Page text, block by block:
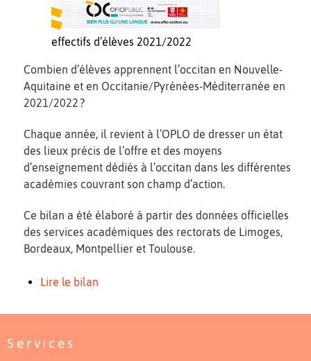
effectifs d’élèves 2021/2022
Combien d’élèves apprennent l’occitan en Nouvelle-
Aquitaine et en Occitanie/Pyrénées-Méditerranée en
2021/2022 ?
Chaque année, il revient à l’OPLO de dresser un état
des lieux précis de l’offre et des moyens
d’enseignement dédiés à l’occitan dans les différentes
académies couvrant son champ d’action.
Ce bilan a été élaboré à partir des données officielles
des services académiques des rectorats de Limoges,
Bordeaux, Montpellier et Toulouse.
Lire le bilan
Services